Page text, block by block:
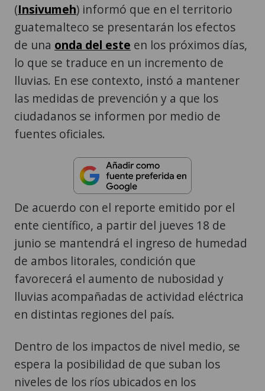
(Insivumeh) informó que en el territorio
guatemalteco se presentarán los efectos
de una onda del este en los próximos días,
lo que se traduce en un incremento de
lluvias. En ese contexto, instó a mantener
las medidas de prevención y a que los
ciudadanos se informen por medio de
fuentes oficiales.
De acuerdo con el reporte emitido por el
ente científico, a partir del jueves 18 de
junio se mantendrá el ingreso de humedad
de ambos litorales, condición que
favorecerá el aumento de nubosidad y
lluvias acompañadas de actividad eléctrica
en distintas regiones del país.
Dentro de los impactos de nivel medio, se
espera la posibilidad de que suban los
niveles de los ríos ubicados en los